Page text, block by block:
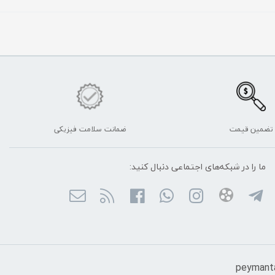
تضمین قیمت ضمانت سلامت فیزیکی
ما را در شبکه‌های اجتماعی دنبال کنید: